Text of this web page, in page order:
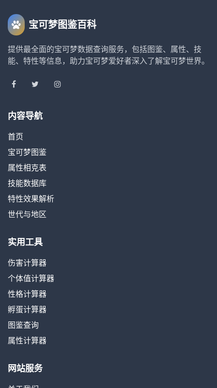
宝可梦图鉴百科
提供最全面的宝可梦数据查询服务，包括图鉴、属性、技
能、特性等信息，助力宝可梦爱好者深入了解宝可梦世界。
内容导航
首页
宝可梦图鉴
属性相克表
技能数据库
特性效果解析
世代与地区
实用工具
伤害计算器
个体值计算器
性格计算器
孵蛋计算器
图鉴查询
属性计算器
网站服务